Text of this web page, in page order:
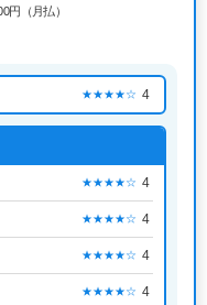
円（月払）
★★★★☆ 4
★★★★☆ 4
★★★★☆ 4
★★★★☆ 4
★★★★☆ 4